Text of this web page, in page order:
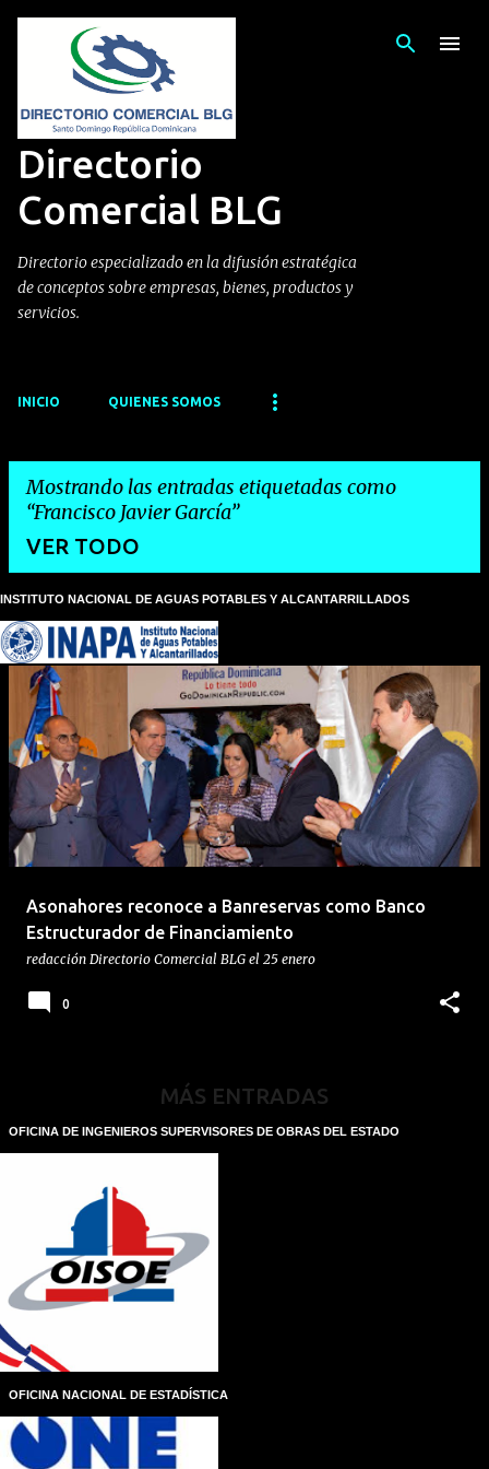
Directorio
Comercial BLG
Directorio especializado en la difusión estratégica
de conceptos sobre empresas, bienes, productos y
servicios.
INICIO QUIENES SOMOS
Mostrando las entradas etiquetadas como
Francisco Javier García
VER TODO
n
t
r
INSTITUTO NACIONAL DE AGUAS POTABLES Y ALCANTARRILLADOS
Asonahores reconoce a Banreservas como Banco
Estructurador de Financiamiento
redacción Directorio Comercial BLG el 25 enero
0
MÁS ENTRADAS
OFICINA DE INGENIEROS SUPERVISORES DE OBRAS DEL ESTADO
OFICINA NACIONAL DE ESTADÍSTICA